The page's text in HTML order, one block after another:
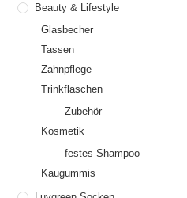
Beauty & Lifestyle
Glasbecher
Tassen
Zahnpflege
Trinkflaschen
Zubehör
Kosmetik
festes Shampoo
Kaugummis